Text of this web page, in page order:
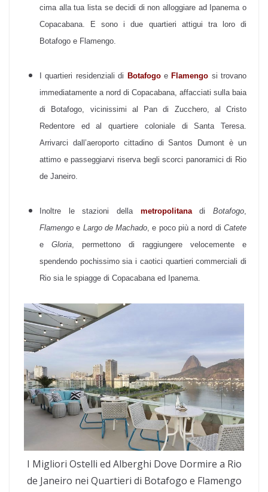
cima alla tua lista se decidi di non alloggiare ad Ipanema o
Copacabana. E sono i due quartieri attigui tra loro di
Botafogo e Flamengo.
I quartieri residenziali di BotafogoeFlamengo si trovano
immediatamente a nord di Copacabana, affacciati sulla baia
di Botafogo, vicinissimi al Pan di Zucchero, al Cristo
Redentore ed al quartiere coloniale di Santa Teresa.
Arrivarci dall’aeroporto cittadino di Santos Dumont è un
attimo e passeggiarvi riserva begli scorci panoramici di Rio
de Janeiro.
Inoltre le stazioni della metropolitanadiBotafogo
Flamengoe Largo de Machado , e poco più a nord diCatete
e Gloria , permettono di raggiungere velocemente e
spendendo pochissimo sia i caotici quartieri commerciali di
Rio sia le spiagge di Copacabana ed Ipanema.
I Migliori Ostelli ed Alberghi Dove Dormire a Rio
de Janeiro nei Quartieri di Botafogo e Flamengo